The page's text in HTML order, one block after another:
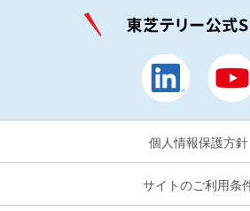
個人情報保護方針
サイトのご利用条